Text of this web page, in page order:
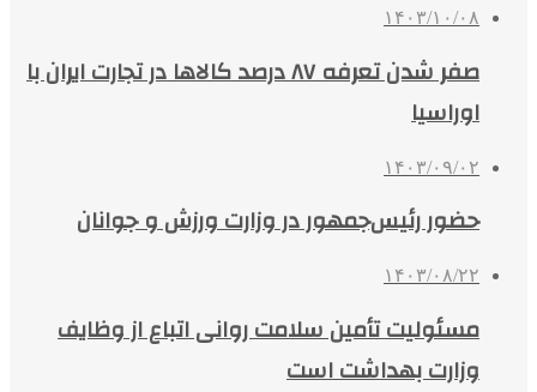
۱۴۰۳/۱۰/۰۸
صفر شدن تعرفه ۸۷ درصد کالاها در تجارت ایران با
اوراسیا
۱۴۰۳/۰۹/۰۲
حضور رئیس‌جمهور در وزارت ورزش و جوانان
۱۴۰۳/۰۸/۲۲
مسئولیت تأمین سلامت روانی اتباع از وظایف
وزارت بهداشت است